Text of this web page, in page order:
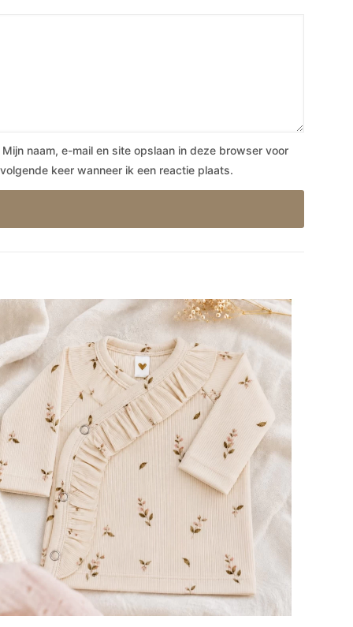
Mijn naam, e-mail en site opslaan in deze browser voor
keer wanneer ik een reactie plaats.